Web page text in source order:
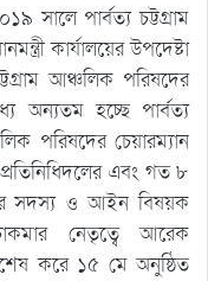
সালে পার্বত্য চট্টগ্রাম
কার্যালয়ের উপদেষ্টা
আঞ্চলিক পরিষদের
অন্যতম হচ্ছে পার্বত্য
পরিষদের চেয়ারম্যান
এবং গত ৮
সদস্য ও আইন বিষয়ক
নেতৃত্বে আরেক
করে ১৫ মে অনুষ্ঠিত